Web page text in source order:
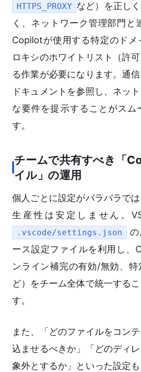
HTTPS_PROXY など）を正し
く、ネットワーク管理部門と
Copilotが使用する特定のドメ
ロキシのホワイトリスト（許
る作業が必要になります。通
ドキュメントを参照し、ネッ
な要件を提示することがスム
す。
チームで共有すべき「
イル」の運用
個人ごとに設定がバラバラで
生産性は安定しません。
.vscode/settings.json
ース設定ファイルを利用し、
ンライン補完の有効/無効、
ど）をチーム全体で統一する
す。
また、「どのファイルをコン
込ませるべきか」「どのディ
象外とするか」といった設定